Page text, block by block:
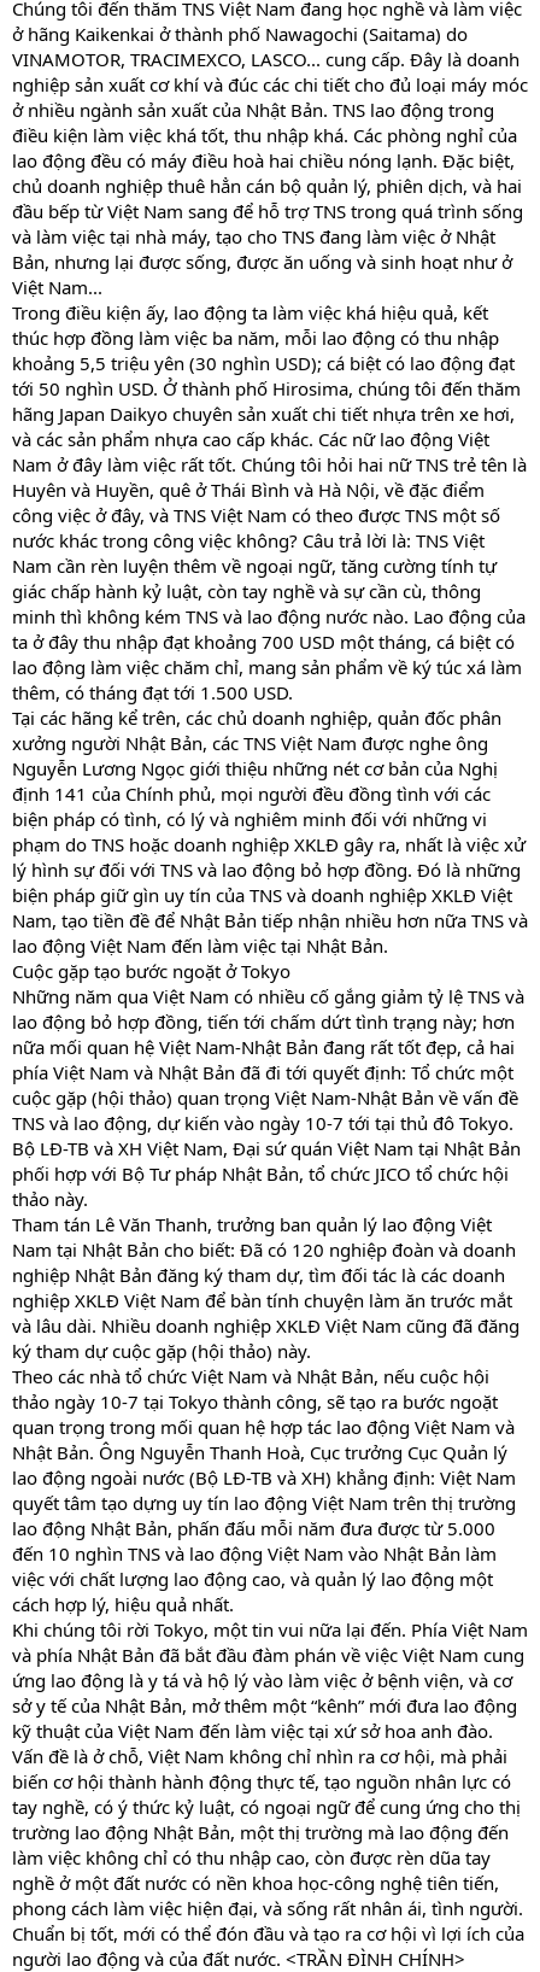
Chúng tôi đến thăm TNS Việt Nam đang học nghề và làm việc
ở hãng Kaikenkai ở thành phố Nawagochi (Saitama) do
VINAMOTOR, TRACIMEXCO, LASCO... cung cấp. Đây là doanh
nghiệp sản xuất cơ khí và đúc các chi tiết cho đủ loại máy móc
ở nhiều ngành sản xuất của Nhật Bản. TNS lao động trong
điều kiện làm việc khá tốt, thu nhập khá. Các phòng nghỉ của
lao động đều có máy điều hoà hai chiều nóng lạnh. Đặc biệt,
chủ doanh nghiệp thuê hẳn cán bộ quản lý, phiên dịch, và hai
đầu bếp từ Việt Nam sang để hỗ trợ TNS trong quá trình sống
và làm việc tại nhà máy, tạo cho TNS đang làm việc ở Nhật
Bản, nhưng lại được sống, được ăn uống và sinh hoạt như ở
Việt Nam...
Trong điều kiện ấy, lao động ta làm việc khá hiệu quả, kết
thúc hợp đồng làm việc ba năm, mỗi lao động có thu nhập
khoảng 5,5 triệu yên (30 nghìn USD); cá biệt có lao động đạt
tới 50 nghìn USD. Ở thành phố Hirosima, chúng tôi đến thăm
hãng Japan Daikyo chuyên sản xuất chi tiết nhựa trên xe hơi,
và các sản phẩm nhựa cao cấp khác. Các nữ lao động Việt
Nam ở đây làm việc rất tốt. Chúng tôi hỏi hai nữ TNS trẻ tên là
Huyên và Huyền, quê ở Thái Bình và Hà Nội, về đặc điểm
công việc ở đây, và TNS Việt Nam có theo được TNS một số
nước khác trong công việc không? Câu trả lời là: TNS Việt
Nam cần rèn luyện thêm về ngoại ngữ, tăng cường tính tự
giác chấp hành kỷ luật, còn tay nghề và sự cần cù, thông
minh thì không kém TNS và lao động nước nào. Lao động của
ta ở đây thu nhập đạt khoảng 700 USD một tháng, cá biệt có
lao động làm việc chăm chỉ, mang sản phẩm về ký túc xá làm
thêm, có tháng đạt tới 1.500 USD.
Tại các hãng kể trên, các chủ doanh nghiệp, quản đốc phân
xưởng người Nhật Bản, các TNS Việt Nam được nghe ông
Nguyễn Lương Ngọc giới thiệu những nét cơ bản của Nghị
định 141 của Chính phủ, mọi người đều đồng tình với các
biện pháp có tình, có lý và nghiêm minh đối với những vi
phạm do TNS hoặc doanh nghiệp XKLĐ gây ra, nhất là việc xử
lý hình sự đối với TNS và lao động bỏ hợp đồng. Đó là những
biện pháp giữ gìn uy tín của TNS và doanh nghiệp XKLĐ Việt
Nam, tạo tiền đề để Nhật Bản tiếp nhận nhiều hơn nữa TNS và
lao động Việt Nam đến làm việc tại Nhật Bản.
Cuộc gặp tạo bước ngoặt ở Tokyo
Những năm qua Việt Nam có nhiều cố gắng giảm tỷ lệ TNS và
lao động bỏ hợp đồng, tiến tới chấm dứt tình trạng này; hơn
nữa mối quan hệ Việt Nam-Nhật Bản đang rất tốt đẹp, cả hai
phía Việt Nam và Nhật Bản đã đi tới quyết định: Tổ chức một
cuộc gặp (hội thảo) quan trọng Việt Nam-Nhật Bản về vấn đề
TNS và lao động, dự kiến vào ngày 10-7 tới tại thủ đô Tokyo.
Bộ LĐ-TB và XH Việt Nam, Đại sứ quán Việt Nam tại Nhật Bản
phối hợp với Bộ Tư pháp Nhật Bản, tổ chức JICO tổ chức hội
thảo này.
Tham tán Lê Văn Thanh, trưởng ban quản lý lao động Việt
Nam tại Nhật Bản cho biết: Đã có 120 nghiệp đoàn và doanh
nghiệp Nhật Bản đăng ký tham dự, tìm đối tác là các doanh
nghiệp XKLĐ Việt Nam để bàn tính chuyện làm ăn trước mắt
và lâu dài. Nhiều doanh nghiệp XKLĐ Việt Nam cũng đã đăng
ký tham dự cuộc gặp (hội thảo) này.
Theo các nhà tổ chức Việt Nam và Nhật Bản, nếu cuộc hội
thảo ngày 10-7 tại Tokyo thành công, sẽ tạo ra bước ngoặt
quan trọng trong mối quan hệ hợp tác lao động Việt Nam và
Nhật Bản. Ông Nguyễn Thanh Hoà, Cục trưởng Cục Quản lý
lao động ngoài nước (Bộ LĐ-TB và XH) khẳng định: Việt Nam
quyết tâm tạo dựng uy tín lao động Việt Nam trên thị trường
lao động Nhật Bản, phấn đấu mỗi năm đưa được từ 5.000
đến 10 nghìn TNS và lao động Việt Nam vào Nhật Bản làm
việc với chất lượng lao động cao, và quản lý lao động một
cách hợp lý, hiệu quả nhất.
Khi chúng tôi rời Tokyo, một tin vui nữa lại đến. Phía Việt Nam
và phía Nhật Bản đã bắt đầu đàm phán về việc Việt Nam cung
ứng lao động là y tá và hộ lý vào làm việc ở bệnh viện, và cơ
sở y tế của Nhật Bản, mở thêm một “kênh” mới đưa lao động
kỹ thuật của Việt Nam đến làm việc tại xứ sở hoa anh đào.
Vấn đề là ở chỗ, Việt Nam không chỉ nhìn ra cơ hội, mà phải
biến cơ hội thành hành động thực tế, tạo nguồn nhân lực có
tay nghề, có ý thức kỷ luật, có ngoại ngữ để cung ứng cho thị
trường lao động Nhật Bản, một thị trường mà lao động đến
làm việc không chỉ có thu nhập cao, còn được rèn dũa tay
nghề ở một đất nước có nền khoa học-công nghệ tiên tiến,
phong cách làm việc hiện đại, và sống rất nhân ái, tình người.
Chuẩn bị tốt, mới có thể đón đầu và tạo ra cơ hội vì lợi ích của
người lao động và của đất nước. <TRẦN ĐÌNH CHÍNH>